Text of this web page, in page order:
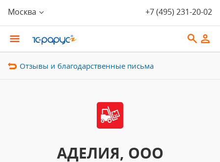
Москва +7 (495) 231-20-02
Отзывы и благодарственные письма
АДЕЛИЯ, ООО